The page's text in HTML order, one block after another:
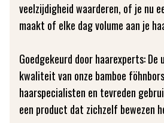
veelzijdigheid waarderen, of je nu
maakt of elke dag volume aan je
Goedgekeurd door haarexperts:
kwaliteit van onze bamboe
haarspecialisten en tevreden
een product dat zichzelf bewezen